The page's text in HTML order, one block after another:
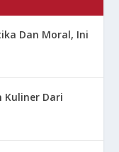
Dan Moral, Ini
Kuliner Dari